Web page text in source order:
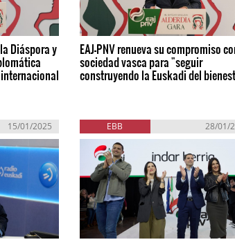
Diáspora y
EAJ-PNV renueva su compromiso
sociedad vasca para "seguir
construyendo la Euskadi del
15/01/2025 EBB 28/01/